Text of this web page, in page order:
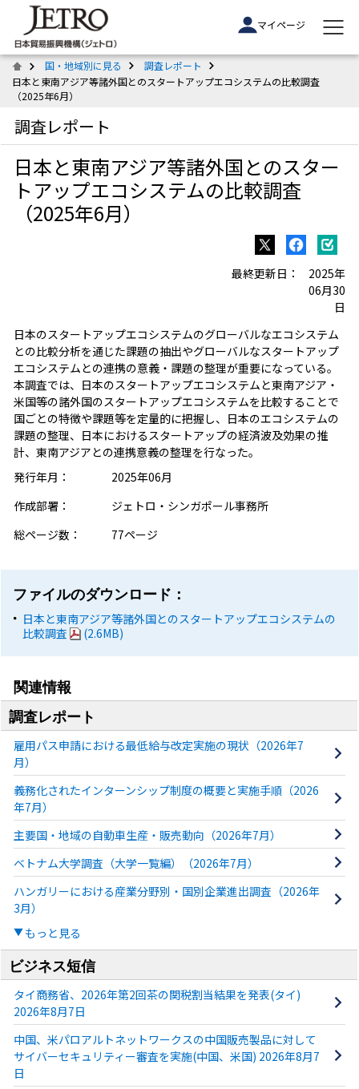
マイページ
国・地域別に見る
調査レポート
日本と東南アジア等諸外国とのスタートアップエコシステムの比較調査
（2025年6月）
調査レポート
日本と東南アジア等諸外国とのスター
トアップエコシステムの比較調査
（2025年6月）
2025年
06月30
日
最終更新日：
日本のスタートアップエコシステムのグローバルなエコシステム
との比較分析を通じた課題の抽出やグローバルなスタートアップ
エコシステムとの連携の意義・課題の整理が重要になっている。
本調査では、日本のスタートアップエコシステムと東南アジア・
米国等の諸外国のスタートアップエコシステムを比較することで
国ごとの特徴や課題等を定量的に把握し、日本のエコシステムの
課題の整理、日本におけるスタートアップの経済波及効果の推
計、東南アジアとの連携意義の整理を行なった。
発行年月：
2025年06月
作成部署：
ジェトロ・シンガポール事務所
総ページ数：
77ページ
ファイルのダウンロード：
日本と東南アジア等諸外国とのスタートアップエコシステムの
比較調査
(2.6MB)
関連情報
調査レポート
雇用パス申請における最低給与改定実施の現状（2026年7
月）
義務化されたインターンシップ制度の概要と実施手順（2026
年7月）
主要国・地域の自動車生産・販売動向（2026年7月）
ベトナム大学調査（大学一覧編）（2026年7月）
ハンガリーにおける産業分野別・国別企業進出調査（2026年
3月）
もっと見る
ビジネス短信
タイ商務省、2026年第2回茶の関税割当結果を発表(タイ)
2026年8月7日
中国、米パロアルトネットワークスの中国販売製品に対して
サイバーセキュリティー審査を実施(中国、米国) 2026年8月7
日